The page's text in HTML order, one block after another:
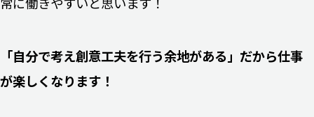
「自分で考え創意工夫を行う余地がある」だから仕事
が楽しくなります！